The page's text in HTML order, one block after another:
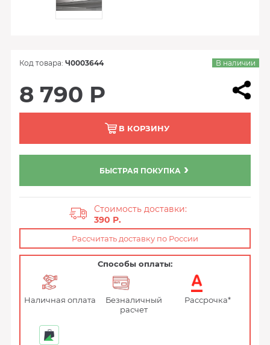
Код товара: Ч0003644 В наличии
8 790 Р
В КОРЗИНУ
БЫСТРАЯ ПОКУПКА
Стоимость доставки:
390 P.
Рассчитать доставку по России
Способы оплаты:
Наличная оплата
Безналичный
расчет
Рассрочка*